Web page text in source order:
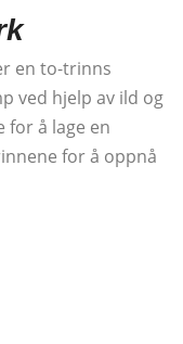
en to-trinns
ved hjelp av ild og
å lage en
for å oppnå